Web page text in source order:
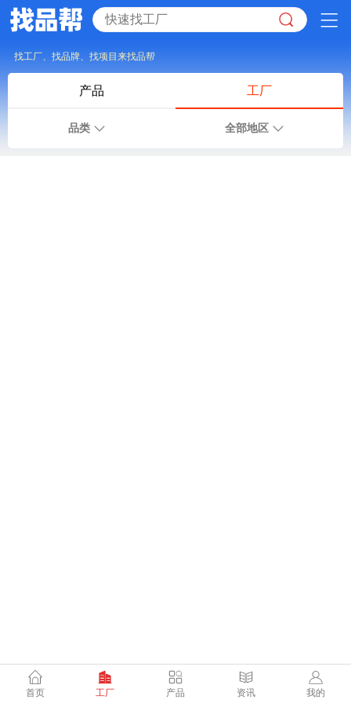
找工厂、找品牌、找项目来找品帮
产品 工厂
品类 全部地区
首页 工厂 产品 资讯 我的